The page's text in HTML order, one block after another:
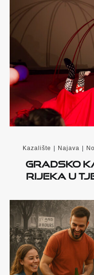
Kazalište Najava
GRADSKO
RIJEKA U